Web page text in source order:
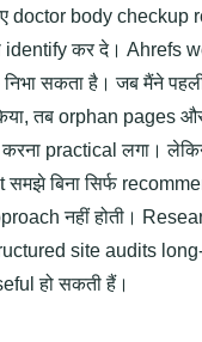
doctor body checkup
identify कर दे। Ahrefs
सकता है।जब मैंने
तब orphan pages
practical लगा।
समझे बिना सिर्फ
नहीं होती।
site audits
हो सकती हैं।